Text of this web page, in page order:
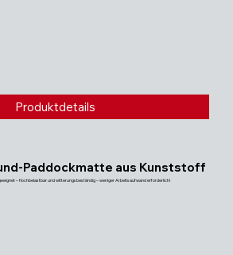
Produktdetails
Paddockmatte aus Kunststoff
– Hochbelastbar und witterungsbeständig – weniger Arbeitsaufwand erforderlich!